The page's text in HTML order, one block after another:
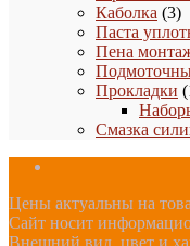
Каболка 33
Паста
Пена
Прокладки
Смазка
Цены актуальны на
Сайт носит
Внешний вид, цвет и